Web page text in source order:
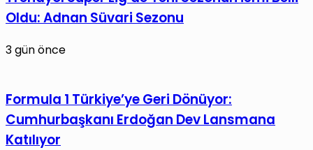
Oldu: Adnan Süvari Sezonu
3 gün önce
Formula 1 Türkiye’ye Geri Dönüyor:
Cumhurbaşkanı Erdoğan Dev Lansmana
Katılıyor